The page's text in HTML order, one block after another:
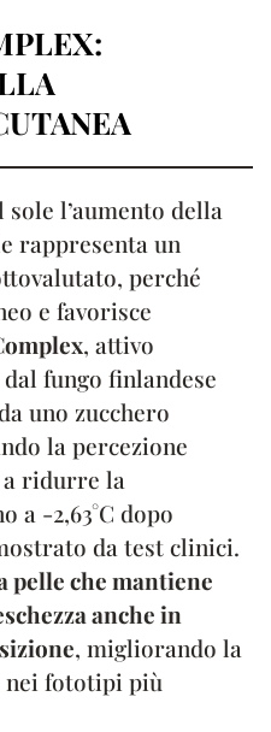
l’aumento della
rappresenta un
perché
e favorisce
, attivo
fungo finlandese
uno zucchero
la percezione
ridurre la
a -2,63°C dopo
da test clinici.
pelle che mantiene
anche in
, migliorando la
fototipi più